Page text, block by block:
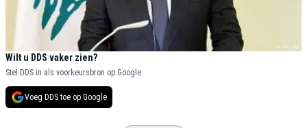
Wilt u DDS vaker zien?
Stel DDS in als voorkeursbron op Google.
Voeg DDS toe op Google